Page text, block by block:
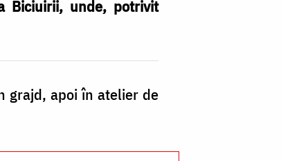
Biciuirii, unde, potrivit
grajd, apoi în atelier de